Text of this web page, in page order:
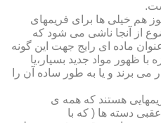
هم خیلی ها برای فریمهای
از آنجا ناشی می شود که
ماده ای رایج جهت این گونه
ظهور مواد جدید بسیار،یا
می برند و یا به طور ساده آن را
هستند که همه ی
دسته ها ( که با